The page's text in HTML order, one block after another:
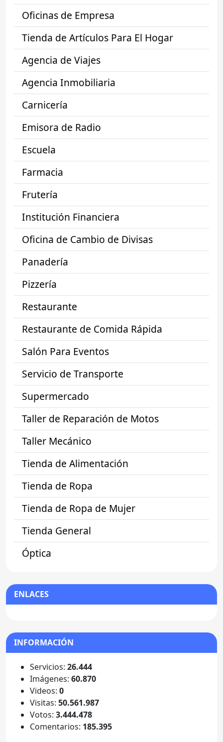
Oficinas de Empresa
Tienda de Artículos Para El Hogar
Agencia de Viajes
Agencia Inmobiliaria
Carnicería
Emisora de Radio
Escuela
Farmacia
Frutería
Institución Financiera
Oficina de Cambio de Divisas
Panadería
Pizzería
Restaurante
Restaurante de Comida Rápida
Salón Para Eventos
Servicio de Transporte
Supermercado
Taller de Reparación de Motos
Taller Mecánico
Tienda de Alimentación
Tienda de Ropa
Tienda de Ropa de Mujer
Tienda General
Óptica
ENLACES
INFORMACIÓN
Servicios: 26.444
Imágenes: 60.870
Videos: 0
Visitas: 50.561.987
Votos: 3.444.478
Comentarios: 185.395